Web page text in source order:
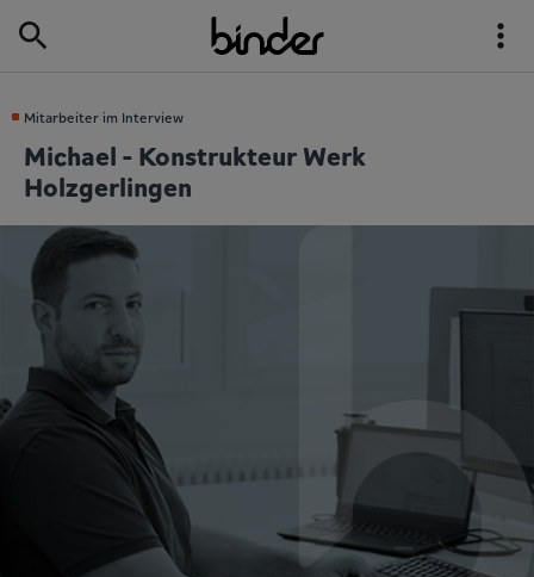
Mitarbeiter im Interview
Michael - Konstrukteur Werk
Holzgerlingen